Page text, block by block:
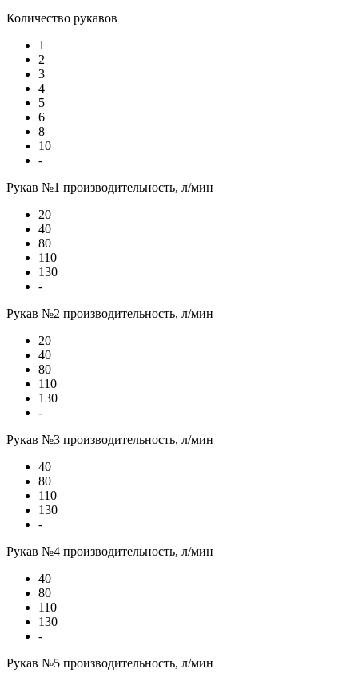
Количество рукавов
1
2
3
4
5
6
8
10
-
Рукав №1 производительность, л/мин
20
40
80
110
130
-
Рукав №2 производительность, л/мин
20
40
80
110
130
-
Рукав №3 производительность, л/мин
40
80
110
130
-
Рукав №4 производительность, л/мин
40
80
110
130
-
Рукав №5 производительность, л/мин